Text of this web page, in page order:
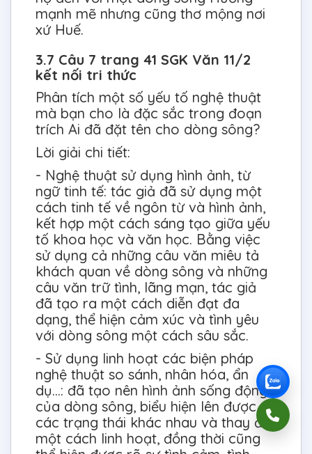
mạnh mẽ nhưng cũng thơ mộng nơi
xứ Huế.
3.7 Câu 7 trang 41 SGK Văn 11/2
kết nối tri thức
Phân tích một số yếu tố nghệ thuật
mà bạn cho là đặc sắc trong đoạn
trích Ai đã đặt tên cho dòng sông?
Lời giải chi tiết:
- Nghệ thuật sử dụng hình ảnh, từ
ngữ tinh tế: tác giả đã sử dụng một
cách tinh tế về ngôn từ và hình ảnh,
kết hợp một cách sáng tạo giữa yếu
tố khoa học và văn học. Bằng việc
sử dụng cả những câu văn miêu tả
khách quan về dòng sông và những
câu văn trữ tình, lãng mạn, tác giả
đã tạo ra một cách diễn đạt đa
dạng, thể hiện cảm xúc và tình yêu
với dòng sông một cách sâu sắc.
- Sử dụng linh hoạt các biện pháp
nghệ thuật so sánh, nhân hóa, ẩn
dụ…: đã tạo nên hình ảnh sống động
của dòng sông, biểu hiện lên được
các trạng thái khác nhau và thay đổi
một cách linh hoạt, đồng thời cũng